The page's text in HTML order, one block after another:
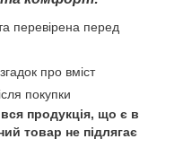
перевірена перед
про вміст
покупки
продукція, що є в
товар не підлягає